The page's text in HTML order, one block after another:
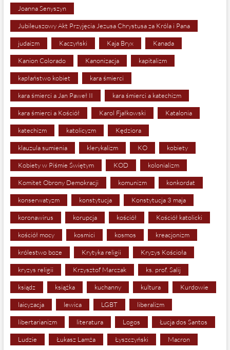
Joanna Senyszyn
Jubileuszowy Akt Przyjęcia Jezusa Chrystusa za Króla i Pana
judaizm Kaczyński Kaja Bryx Kanada
Kanion Colorado Kanonizacja kapitalizm
kapłaństwo kobiet kara śmierci
kara śmierci a Jan Paweł II kara śmierci a katechizm
kara śmierci a Kościół Karol Fjałkowski Katalonia
katechizm katolicyzm Kędziora
klauzula sumienia klerykalizm KO kobiety
Kobiety w Piśmie Świętym KOD kolonializm
Komitet Obrony Demokracji komunizm konkordat
konserwatyzm konstytucja Konstytucja 3 maja
koronawirus korupcja kościół Kościół katolicki
kościół mocy kosmici kosmos kreacjonizm
królestwo boze Krytyka religii Kryzys Kościoła
kryzys religii Krzysztof Marczak ks. prof. Salij
ksiądz książka kuchanny kultura Kurdowie
laicyzacja lewica LGBT liberalizm
libertarianizm literatura Logos Łucja dos Santos
Ludzie Łukasz Lamża Łyszczyński Macron